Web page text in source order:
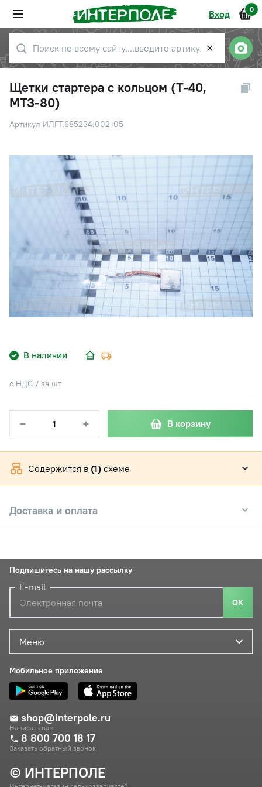
Вход 0
✕
Щетки стартера с кольцом (Т-40,
МТЗ-80)
Артикул ИЛГТ.685234.002-05
В наличии
с НДС / за шт
− + В корзину
Содержится в (1) схеме
Доставка и оплата
© ИНТЕРПОЛЕ
Меню
Мобильное приложение
shop@interpole.ru
Написать нам
8 800 700 18 17
Заказать обратный звонок
Подпишитесь на нашу рассылку
E-mail
ОК